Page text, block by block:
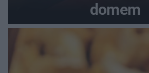
domem